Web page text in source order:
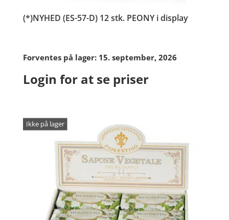
(*)NYHED (ES-57-D) 12 stk. PEONY i display
Forventes på lager: 15. september, 2026
Login for at se priser
Ikke på lager